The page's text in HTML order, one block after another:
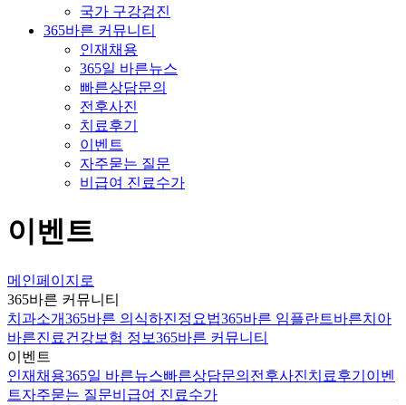
국가 구강검진
365바른 커뮤니티
인재채용
365일 바른뉴스
빠른상담문의
전후사진
치료후기
이벤트
자주묻는 질문
비급여 진료수가
이벤트
메인페이지로
365바른 커뮤니티
치과소개365바른 의식하진정요법365바른 임플란트바른치아
바른진료건강보험 정보365바른 커뮤니티
이벤트
인재채용365일 바른뉴스빠른상담문의 전후사진치료후기 이벤
트자주묻는 질문비급여 진료수가